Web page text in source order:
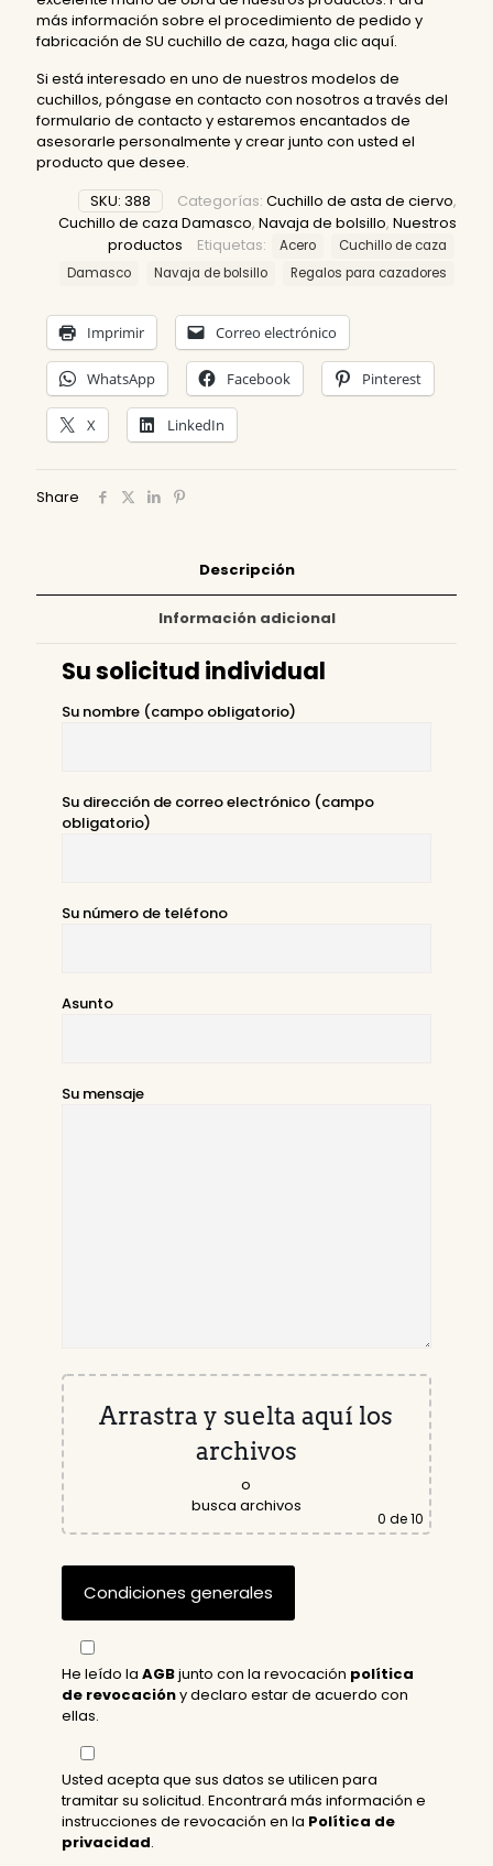
más información sobre el procedimiento de pedido y
fabricación de SU cuchillo de caza, haga clic aquí.
Si está interesado en uno de nuestros modelos de
cuchillos, póngase en contacto con nosotros a través del
formulario de contacto y estaremos encantados de
asesorarle personalmente y crear junto con usted el
producto que desee.
SKU: 388 Categorías: Cuchillo de asta de ciervo,
Cuchillo de caza Damasco, Navaja de bolsillo, Nuestros
productos
Etiquetas: Acero
Cuchillo de caza
Damasco
Navaja de bolsillo Regalos para cazadores
Imprimir Correo electrónico
WhatsApp Facebook Pinterest
X LinkedIn
Share
Descripción
Información adicional
Su solicitud individual
Su nombre (campo obligatorio)
Su dirección de correo electrónico (campo
obligatorio)
Su número de teléfono
Asunto
Su mensaje
Arrastra y suelta aquí los
archivos
o
busca archivos
0 de 10
He leído laAGBjunto con la revocación política
de revocacióny declaro estar de acuerdo con
ellas.
Usted acepta que sus datos se utilicen para
tramitar su solicitud. Encontrará más información e
instrucciones de revocación en la Política de
privacidad.